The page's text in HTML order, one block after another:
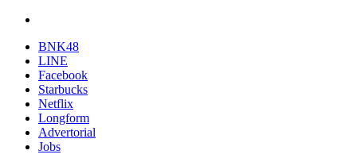
BNK48
LINE
Facebook
Starbucks
Netflix
Longform
Advertorial
Jobs